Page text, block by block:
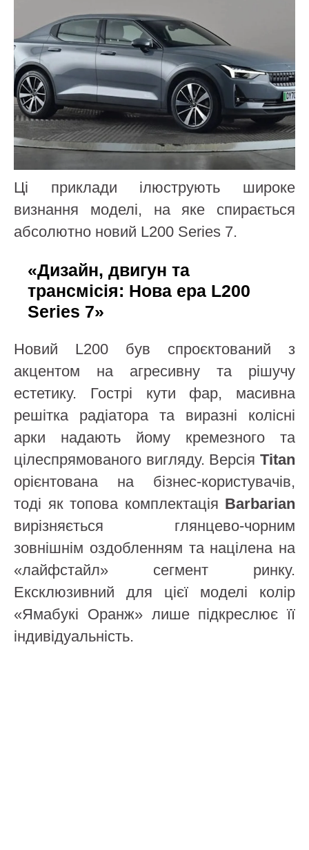
Ці приклади ілюструють широке
визнання моделі, на яке спирається
абсолютно новий L200 Series 7.
«Дизайн, двигун та
трансмісія: Нова ера L200
Series 7»
Новий L200 був спроєктований з
акцентом на агресивну та рішучу
естетику. Гострі кути фар, масивна
решітка радіатора та виразні колісні
арки надають йому кремезного та
цілеспрямованого вигляду. Версія Titan
орієнтована на бізнес-користувачів,
тоді як топова комплектація Barbarian
вирізняється глянцево-чорним
зовнішнім оздобленням та націлена на
«лайфстайл» сегмент ринку.
Ексклюзивний для цієї моделі колір
«Ямабукі Оранж» лише підкреслює її
індивідуальність.